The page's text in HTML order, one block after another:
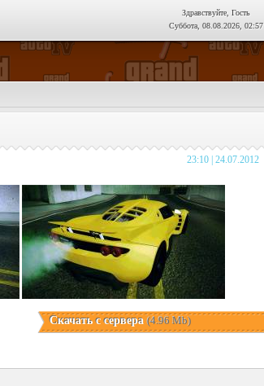
Здравствуйте, Гость
Суббота, 08.08.2026, 02:57
23:10 | 24.07.2012
Скачать с сервера(4.96 Mb)